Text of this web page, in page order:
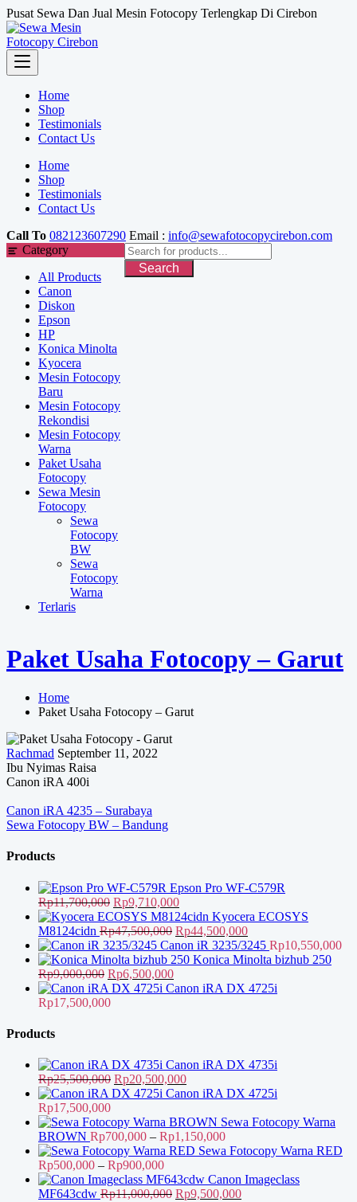
Skip
to
content
Pusat Sewa Dan Jual Mesin Fotocopy Terlengkap Di Cirebon
Home
Shop
Testimonials
Contact Us
Home
Shop
Testimonials
Contact Us
Call To 082123607290 Email : info@sewafotocopycirebon.com
Category
All Products
Canon
Diskon
Epson
HP
Konica Minolta
Kyocera
Mesin Fotocopy
Baru
Mesin Fotocopy
Rekondisi
Mesin Fotocopy
Warna
Paket Usaha
Fotocopy
Sewa Mesin
Fotocopy
Sewa
Fotocopy
BW
Sewa
Fotocopy
Warna
Terlaris
Search
Paket Usaha Fotocopy – Garut
Home
Paket Usaha Fotocopy – Garut
Rachmad September 11, 2022
Ibu Nyimas Raisa
Canon iRA 400i
Navigasi
pos
Canon iRA 4235 – Surabaya
Sewa Fotocopy BW – Bandung
Products
Epson Pro WF-C579R
Rp11,700,000 Harga
aslinya
adalah:
Rp11,700,000.
Rp9,710,000Harga
saat
ini
adalah:
Rp9,710,000.
Kyocera ECOSYS
M8124cidn Rp47,500,000 Harga
aslinya
adalah:
Rp44,500,000Harga
saat
ini
Rp44,500,000.
Canon iR 3235/3245 Rp10,550,000
Konica Minolta bizhub 250
Rp9,000,000 Harga
aslinya
adalah:
Rp6,500,000Harga
saat
Canon iRA DX 4725i
Rp17,500,000
Products
Canon iRA DX 4735i
Rp25,500,000 Harga
aslinya
Rp25,500,000.
Rp20,500,000Harga
saat
adalah:
Rp20,500,000.
Canon iRA DX 4725i
Rp17,500,000
Sewa Fotocopy Warna
BROWN Rp700,000 – Rp1,150,000Rentang
harga:
hingga
Rp1,150,000
Sewa Fotocopy Warna RED
Rp500,000 – Rp900,000Rentang
harga:
Rp500,000
Canon Imageclass
MF643cdw Rp11,000,000 Harga
Rp9,500,000Harga